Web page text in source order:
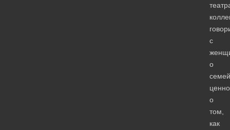
с
о
о
том,
как